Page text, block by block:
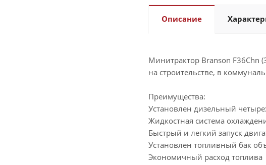
Описание
Минитрактор Branson F36Chn
на строительстве, в
Преимущества:
Установлен дизельный
Жидкостная система
Быстрый и легкий запуск
Установлен топливный бак
Экономичный расход топлива